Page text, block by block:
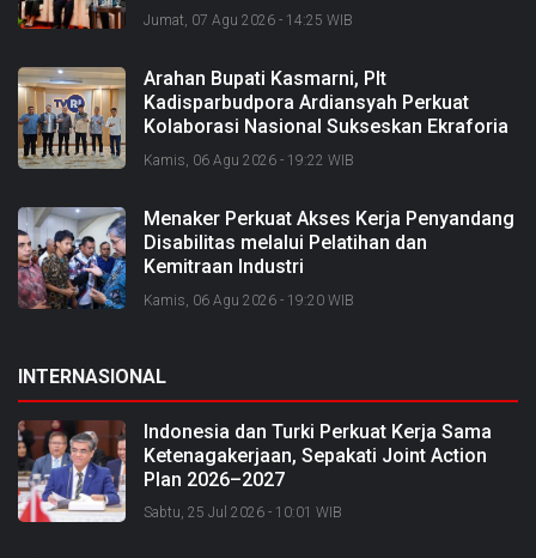
Jumat, 07 Agu 2026 - 14:25 WIB
Arahan Bupati Kasmarni, Plt
Kadisparbudpora Ardiansyah Perkuat
Kolaborasi Nasional Sukseskan Ekraforia
2026 dan Bangun Bengkalis sebagai
Kabupaten Kreatif
Kamis, 06 Agu 2026 - 19:22 WIB
Menaker Perkuat Akses Kerja Penyandang
Disabilitas melalui Pelatihan dan
Kemitraan Industri
Kamis, 06 Agu 2026 - 19:20 WIB
INTERNASIONAL
Indonesia dan Turki Perkuat Kerja Sama
Ketenagakerjaan, Sepakati Joint Action
Plan 2026–2027
Sabtu, 25 Jul 2026 - 10:01 WIB